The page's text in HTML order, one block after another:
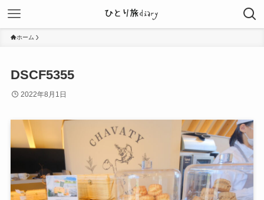
ホーム
DSCF5355
2022年8月1日